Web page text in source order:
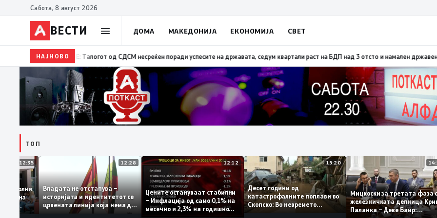
Сабота, 8 август 2026
ВЕСТИ ДОМА МАКЕДОНИЈА ЕКОНОМИЈА СВЕТ
НАЈНОВО08:30ВРЕДИ: Дали Артан Груби ја купува слободата со тајните на ДУИ08:29ВМРО-ДПМНЕ: Талогот од СДСМ несреќен поради
ТОП
12:35
се задоволни
на
12:28
Владата не отстапува –
историјата и идентитетот се
црвената линија која нема да
се погази
12:12
Цените остануваат стабилни
– Инфлација од само 0,1% на
месечно и 2,3% на годишно
15:20
Десет години од
катастрофалните поплави во
Скопско: Во невремето
Мицкоски за третата
железничката делница
Паланка – Деве Баир: